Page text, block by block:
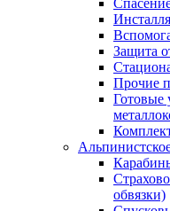
Защита
Прочие
Готовые
обвязки)